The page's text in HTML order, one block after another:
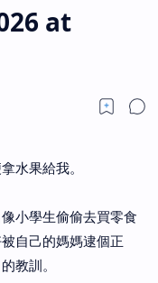
at
水果給我。
小學生偷偷去買零食
自己的媽媽逮個正
教訓。